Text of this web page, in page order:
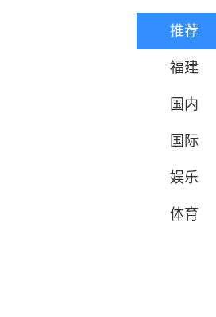
推荐
福建
国内
国际
娱乐
体育